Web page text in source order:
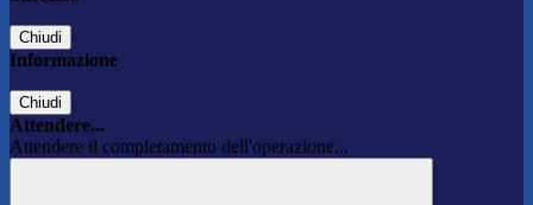
Chiudi
Informazione
Chiudi
Attendere...
Attendere il completamento dell'operazione...